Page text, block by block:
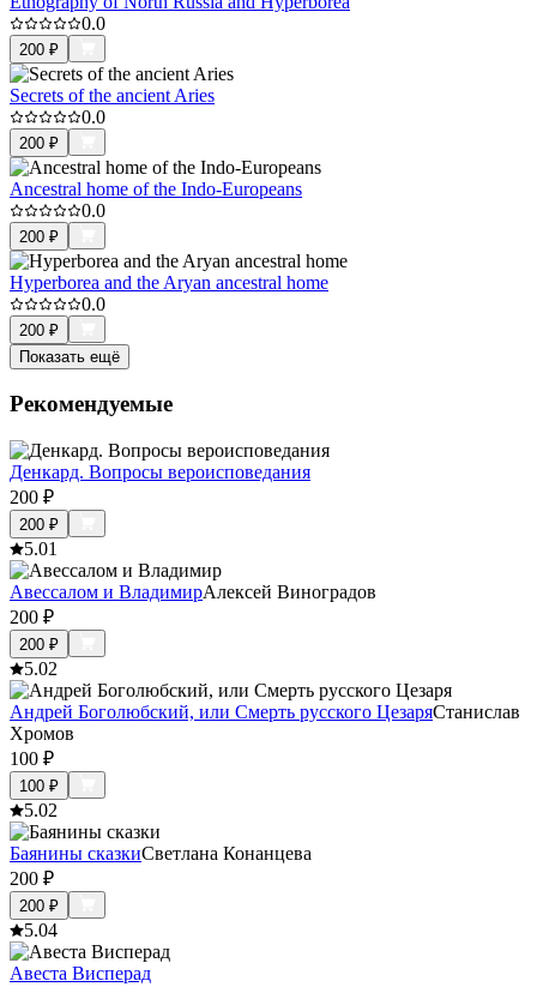
0.0
200 ₽
Secrets of the ancient Aries
0.0
200 ₽
Ancestral home of the Indo-Europeans
0.0
200 ₽
Hyperborea and the Aryan ancestral home
0.0
200 ₽
Показать ещё
Рекомендуемые
Денкард. Вопросы вероисповедания
200 ₽
200 ₽
5.01
Авессалом и ВладимирАлексей Виноградов
200 ₽
200 ₽
5.02
Андрей Боголюбский, или Смерть русского ЦезаряСтанислав
Хромов
100 ₽
100 ₽
5.02
Баянины сказкиСветлана Конанцева
200 ₽
200 ₽
5.04
Авеста Висперад